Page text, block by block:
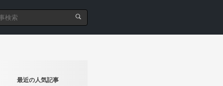
最近の人気記事